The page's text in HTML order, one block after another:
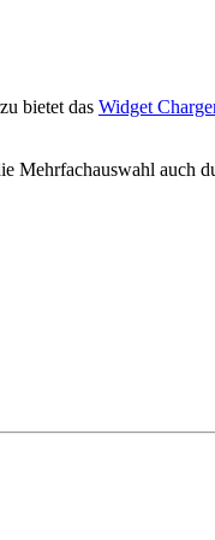
bietet das Widget
Mehrfachauswahl auch